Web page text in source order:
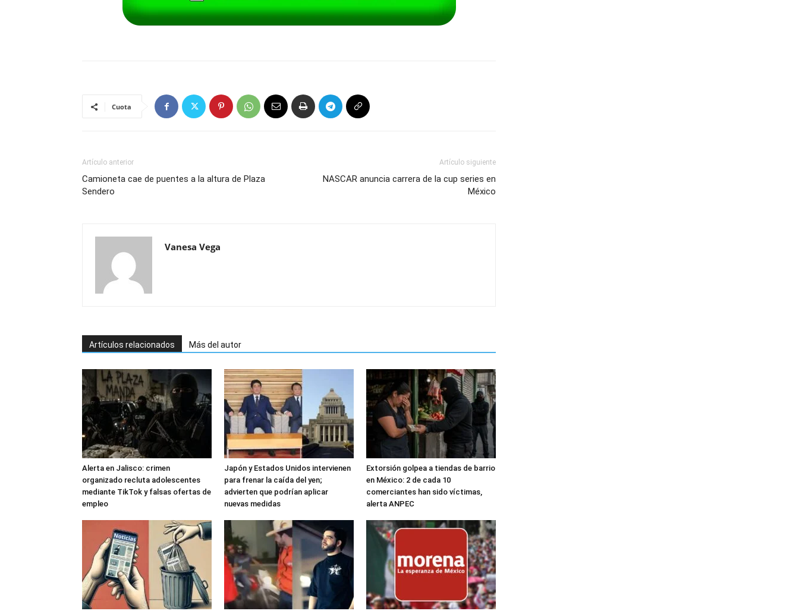
Cuota
Artículo anterior
Camioneta cae de puentes a la altura de Plaza
Sendero
Artículo siguiente
NASCAR anuncia carrera de la cup series en
México
Vanesa Vega
Artículos relacionados Más del autor
Alerta en Jalisco: crimen
organizado recluta adolescentes
mediante TikTok y falsas ofertas de
empleo
Japón y Estados Unidos intervienen
para frenar la caída del yen;
advierten que podrían aplicar
nuevas medidas
Extorsión golpea a tiendas de barrio
en México: 2 de cada 10
comerciantes han sido víctimas,
alerta ANPEC